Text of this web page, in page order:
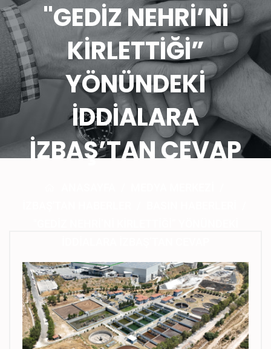
"GEDİZ NEHRİ’Nİ
KİRLETTİĞİ”
YÖNÜNDEKİ
İDDİALARA
İZBAŞ’TAN CEVAP